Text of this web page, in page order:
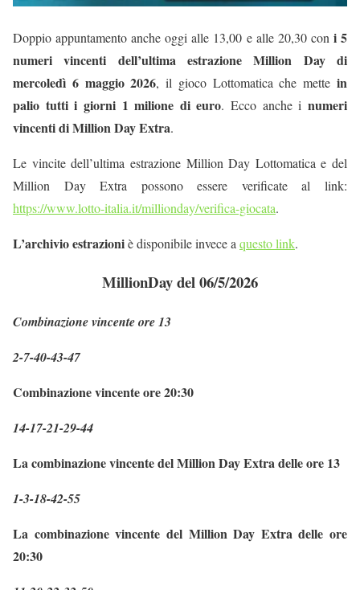
Doppio appuntamento anche oggi alle 13,00 e alle 20,30 con i 5
numeri vincenti dell’ultima estrazione Million Day di
mercoledì 6 maggio 2026, il gioco Lottomatica che mettein
palio tutti i giorni 1 milione di euro. Ecco anche inumeri
vincenti di Million Day Extra.
Le vincite dell’ultima estrazione Million Day Lottomatica e del
Million Day Extra possono essere verificate al link:
https://www.lotto-italia.it/millionday/verifica-giocata.
L’archivio estrazioniè disponibile invece a questo link.
MillionDay del 06/5/2026
Combinazione vincente ore 13
2-7-40-43-47
Combinazione vincente ore 20:30
14-17-21-29-44
La combinazione vincente del Million Day Extra delle ore 13
1-3-18-42-55
La combinazione vincente del Million Day Extra delle ore
20:30